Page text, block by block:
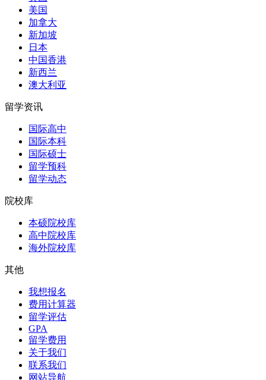
美国
加拿大
新加坡
日本
中国香港
新西兰
澳大利亚
留学资讯
国际高中
国际本科
国际硕士
留学预科
留学动态
院校库
本硕院校库
高中院校库
海外院校库
其他
我想报名
费用计算器
留学评估
GPA
留学费用
关于我们
联系我们
网站导航